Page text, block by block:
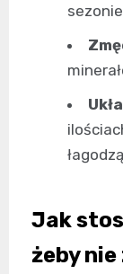
Jak
żeby